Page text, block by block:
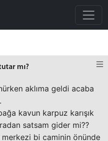
mı?
aklıma geldi acaba
kavun karpuz karışık
satsam gider mi??
bi caminin önünde